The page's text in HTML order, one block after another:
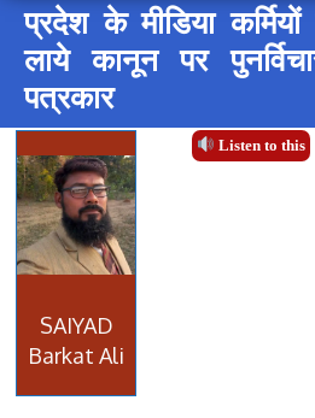
प्रदेश के मीडिया
लाये कानून पर
पत्रकार
Listen to this
SAIYAD
Barkat Ali